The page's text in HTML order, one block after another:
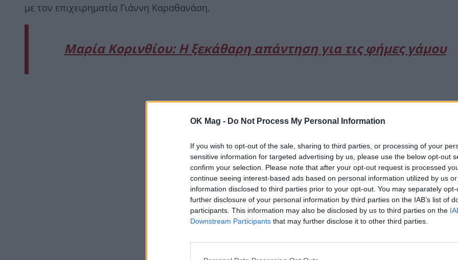
OK Mag - Do Not Process My Personal Information
If you wish to opt-out of the sale, sharing to third parties, or processing of your
sensitive information for targeted advertising by us, please use the below opt-out
confirm your selection. Please note that after your opt-out request is processed
continue seeing interest-based ads based on personal information utilized by us
information disclosed to third parties prior to your opt-out. You may separately
further disclosure of your personal information by third parties on the IAB’s list of
participants. This information may also be disclosed by us to third parties on the
Downstream Participants that may further disclose it to other third parties.
με τον επιχειρηματία Γιάννη Καραθανάση.
Μαρία Κορινθίου: H ξεκάθαρη απάντηση για τις φήμες γάμου